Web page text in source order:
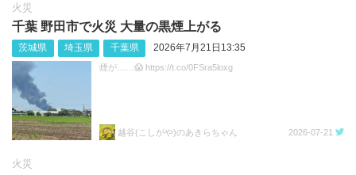
火災
千葉 野田市で火災 大量の黒煙上がる
茨城県 埼玉県 千葉県 2026年7月21日13:35
煙が……😱 https://t.co/0FSra5loxg
越谷(こしがや)のあきらちゃん 2026-07-21
火災